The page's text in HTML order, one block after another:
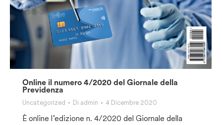
Online il numero 4/2020 del Giornale della
Previdenza
Uncategorized Di admin 4 Dicembre 2020
È online l’edizione n. 4/2020 del Giornale della